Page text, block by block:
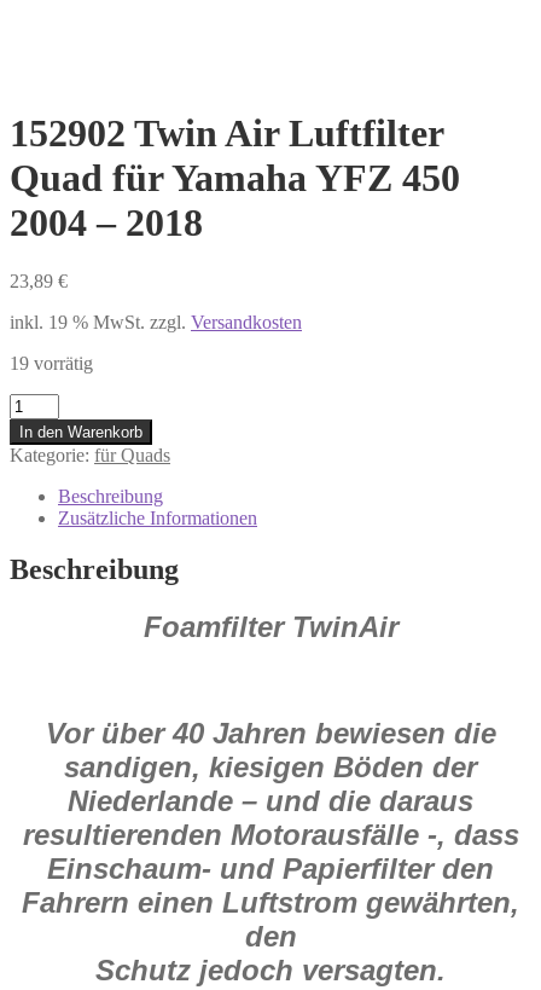
152902 Twin Air Luftfilter
Quad für Yamaha YFZ 450
2004 – 2018
23,89 €
inkl. 19 % MwSt. zzgl. Versandkosten
19 vorrätig
152902
Twin
Air
Luftfilter
Quad
Yamaha
YFZ
450
In den Warenkorb
Kategorie: für Quads
Beschreibung
Zusätzliche Informationen
Beschreibung
Foamfilter TwinAir
Vor über 40 Jahren bewiesen die
sandigen, kiesigen Böden der
Niederlande – und die daraus
resultierenden Motorausfälle -, dass
Einschaum- und Papierfilter den
Fahrern einen Luftstrom gewährten,
den
Schutz jedoch versagten.